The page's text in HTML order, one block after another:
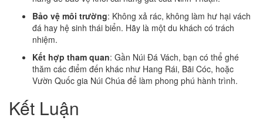
Bảo vệ môi trường: Không xả rác, không làm hư hại vách
đá hay hệ sinh thái biển. Hãy là một du khách có trách
nhiệm.
Kết hợp tham quan: Gần Núi Đá Vách, bạn có thể ghé
thăm các điểm đến khác như Hang Rái, Bãi Cóc, hoặc
Vườn Quốc gia Núi Chúa để làm phong phú hành trình.
Kết Luận